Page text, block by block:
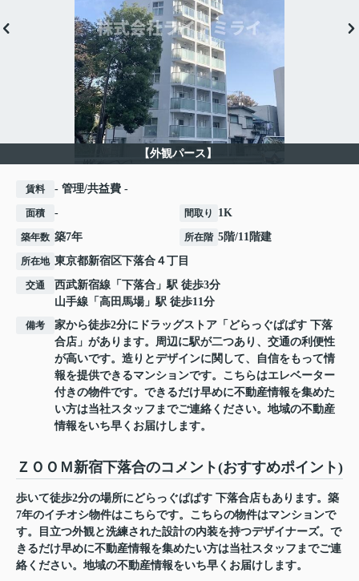
【外観パース】
賃料 - 管理/共益費 -
面積 - 間取り 1K
築年数 築7年 所在階 5階/11階建
所在地 東京都新宿区下落合 ４丁目
交通 西武新宿線 「 下落合 」駅 徒歩3分
山手線 「 高田馬場」駅 徒歩11分
備考
家から徒歩2分にドラッグストア「どらっぐぱぱす 下落
合店」があります。周辺に駅が二つあり、交通の利便性
が高いです。造りとデザインに関して、自信をもって情
報を提供できるマンションです。こちらはエレベーター
付きの物件です。できるだけ早めに不動産情報を集めた
い方は当社スタッフまでご連絡ください。地域の不動産
情報をいち早くお届けします。
ＺＯＯＭ新宿下落合のコメント(おすすめポイント)
歩いて徒歩2分の場所にどらっぐぱぱす 下落合店もあります。築
7年のイチオシ物件はこちらです。こちらの物件はマンションで
す。目立つ外観と洗練された設計の内装を持つデザイナーズ。で
きるだけ早めに不動産情報を集めたい方は当社スタッフまでご連
絡ください。地域の不動産情報をいち早くお届けします。